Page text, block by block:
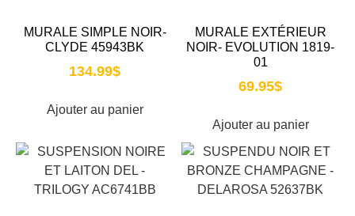
MURALE SIMPLE NOIR-
CLYDE 45943BK
134.99$
Ajouter au panier
MURALE EXTÉRIEUR
NOIR- EVOLUTION 1819-
01
69.95$
Ajouter au panier